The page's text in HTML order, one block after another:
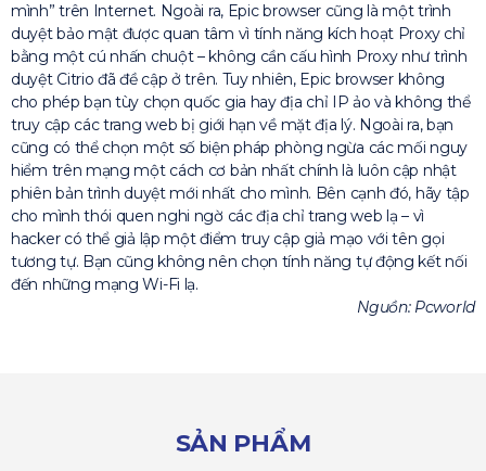
mình” trên Internet. Ngoài ra, Epic browser cũng là một trình
duyệt bảo mật được quan tâm vì tính năng kích hoạt Proxy chỉ
bằng một cú nhấn chuột – không cần cấu hình Proxy như trình
duyệt Citrio đã đề cập ở trên. Tuy nhiên, Epic browser không
cho phép bạn tùy chọn quốc gia hay địa chỉ IP ảo và không thể
truy cập các trang web bị giới hạn về mặt địa lý. Ngoài ra, bạn
cũng có thể chọn một số biện pháp phòng ngừa các mối nguy
hiểm trên mạng một cách cơ bản nhất chính là luôn cập nhật
phiên bản trình duyệt mới nhất cho mình. Bên cạnh đó, hãy tập
cho mình thói quen nghi ngờ các địa chỉ trang web lạ – vì
hacker có thể giả lập một điểm truy cập giả mạo với tên gọi
tương tự. Bạn cũng không nên chọn tính năng tự động kết nối
đến những mạng Wi-Fi lạ.
Nguồn: Pcworld
SẢN PHẨM